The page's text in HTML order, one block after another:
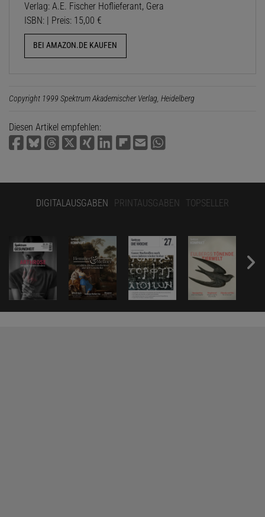
Verlag: A.E. Fischer Hoflieferant, Gera
ISBN: | Preis: 15,00 €
BEI AMAZON.DE KAUFEN
Copyright 1999 Spektrum Akademischer Verlag, Heidelberg
Diesen Artikel empfehlen:
DIGITALAUSGABEN PRINTAUSGABEN TOPSELLER